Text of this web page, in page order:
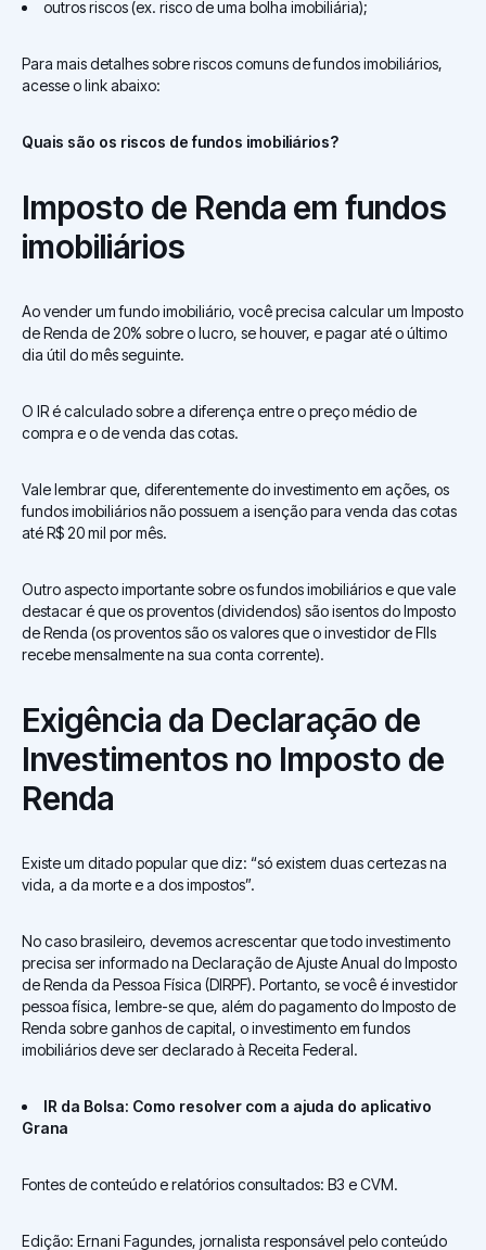
outros riscos (ex. risco de uma bolha imobiliária);
Para mais detalhes sobre riscos comuns de fundos imobiliários,
acesse o link abaixo:
Quais são os riscos de fundos imobiliários?
Imposto de Renda em fundos
imobiliários
Ao vender um fundo imobiliário, você precisa calcular um Imposto
de Renda de 20% sobre o lucro, se houver, e pagar até o último
dia útil do mês seguinte.
O IR é calculado sobre a diferença entre o preço médio de
compra e o de venda das cotas.
Vale lembrar que, diferentemente do investimento em ações, os
fundos imobiliários não possuem a isenção para venda das cotas
até R$ 20 mil por mês.
Outro aspecto importante sobre os fundos imobiliários e que vale
destacar é que os proventos (dividendos) são isentos do Imposto
de Renda (os proventos são os valores que o investidor de FIIs
recebe mensalmente na sua conta corrente).
Exigência da Declaração de
Investimentos no Imposto de
Renda
Existe um ditado popular que diz: “só existem duas certezas na
vida, a da morte e a dos impostos”.
No caso brasileiro, devemos acrescentar que todo investimento
precisa ser informado na Declaração de Ajuste Anual do Imposto
de Renda da Pessoa Física (DIRPF). Portanto, se você é investidor
pessoa física, lembre-se que, além do pagamento do Imposto de
Renda sobre ganhos de capital, o investimento em fundos
imobiliários deve ser declarado à Receita Federal.
IR da Bolsa: Como resolver com a ajuda do aplicativo
Grana
Fontes de conteúdo e relatórios consultados: B3 e CVM.
Edição: Ernani Fagundes, jornalista responsável pelo conteúdo